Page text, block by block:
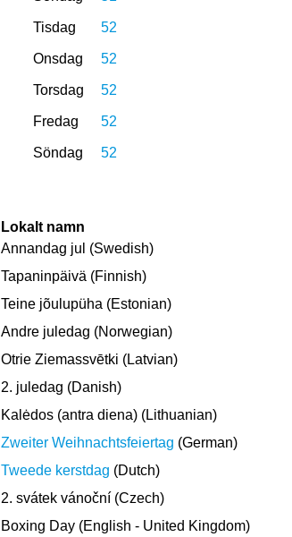
Tisdag 52
Onsdag 52
Torsdag 52
Fredag 52
Söndag 52
Lokalt namn
Annandag jul (Swedish)
Tapaninpäivä (Finnish)
Teine jõulupüha (Estonian)
Andre juledag (Norwegian)
Otrie Ziemassvētki (Latvian)
2. juledag (Danish)
Kalėdos (antra diena) (Lithuanian)
Zweiter Weihnachtsfeiertag (German)
Tweede kerstdag (Dutch)
2. svátek vánoční (Czech)
Boxing Day (English - United Kingdom)